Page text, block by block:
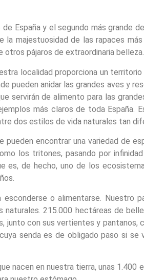
España y el segundo más grande
majestuosidad de las rapaces
otros pájaros de extraordinaria belleza.
localidad proporciona un
pueden anidar las grandes aves y
servirán de alimento para las
más claros de toda España.
dos estilos de vida naturales tan
pueden encontrar una variedad de
los tritones, pasando por
de hecho, uno de los
o alimentarse. Nuestro
215.000 hectáreas de
junto con sus vertientes y pantanos,
senda es de obligado paso si
nacen en nuestra tierra, unas